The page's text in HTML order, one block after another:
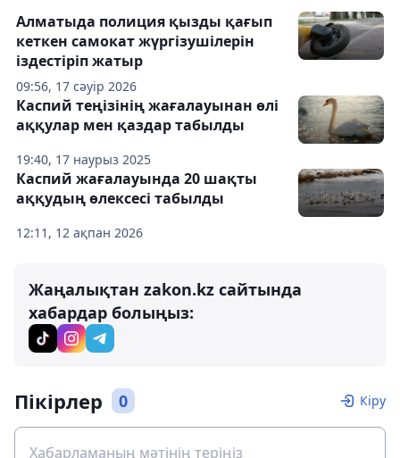
09:56, 17 сәуір 2026
Алматыда полиция қызды қағып
кеткен самокат жүргізушілерін
іздестіріп жатыр
19:40, 17 наурыз 2025
Каспий теңізінің жағалауынан өлі
аққулар мен қаздар табылды
12:11, 12 ақпан 2026
Каспий жағалауында 20 шақты
аққудың өлексесі табылды
Жаңалықтан zakon.kz сайтында
хабардар болыңыз:
Пікірлер 0 Кіру